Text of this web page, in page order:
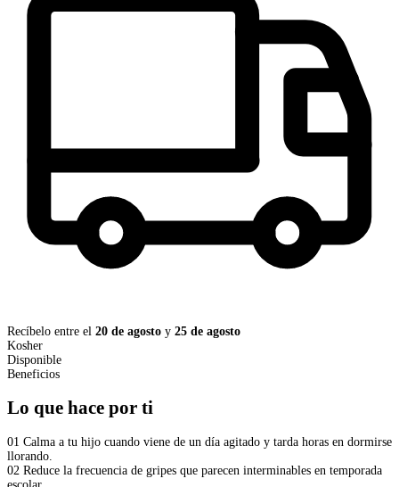
Recíbelo entre el 20 de agosto y 25 de agosto
Kosher
Disponible
Beneficios
Lo que hace por ti
01 Calma a tu hijo cuando viene de un día agitado y tarda horas en dormirse
llorando.
02 Reduce la frecuencia de gripes que parecen interminables en temporada